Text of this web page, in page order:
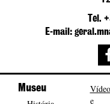
Tel.
E-mail:
Museu
e